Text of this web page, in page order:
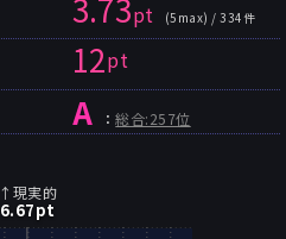
pt (5max) / 334件
12pt
A ：総合:257位
↑現実的
6.67pt